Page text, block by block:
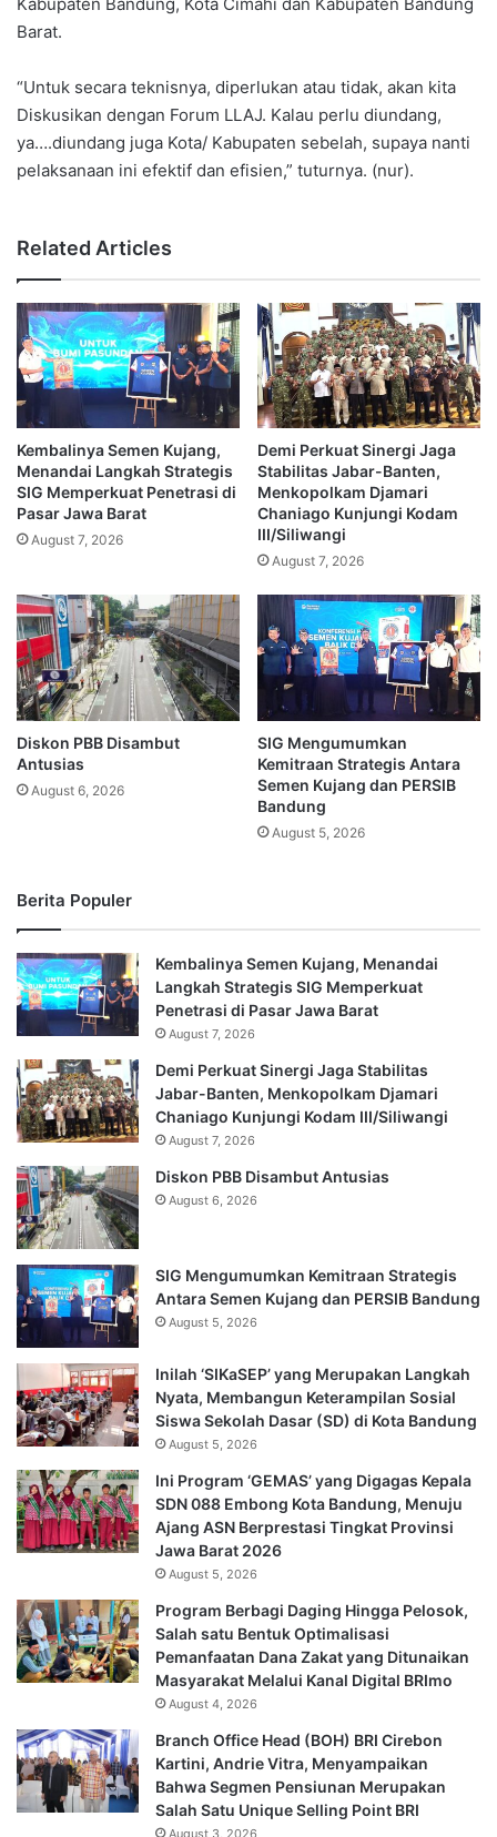
Barat.
“Untuk secara teknisnya, diperlukan atau tidak, akan kita
Diskusikan dengan Forum LLAJ. Kalau perlu diundang,
ya….diundang juga Kota/ Kabupaten sebelah, supaya nanti
pelaksanaan ini efektif dan efisien,” tuturnya. (nur).
Related Articles
Kembalinya Semen Kujang,
Menandai Langkah Strategis
SIG Memperkuat Penetrasi di
Pasar Jawa Barat
August 7, 2026
Demi Perkuat Sinergi Jaga
Stabilitas Jabar-Banten,
Menkopolkam Djamari
Chaniago Kunjungi Kodam
III/Siliwangi
August 7, 2026
Diskon PBB Disambut
Antusias
August 6, 2026
SIG Mengumumkan
Kemitraan Strategis Antara
Semen Kujang dan PERSIB
Bandung
August 5, 2026
Berita Populer
Kembalinya Semen Kujang, Menandai
Langkah Strategis SIG Memperkuat
Penetrasi di Pasar Jawa Barat
August 7, 2026
Demi Perkuat Sinergi Jaga Stabilitas
Jabar-Banten, Menkopolkam Djamari
Chaniago Kunjungi Kodam III/Siliwangi
August 7, 2026
Diskon PBB Disambut Antusias
August 6, 2026
SIG Mengumumkan Kemitraan Strategis
Antara Semen Kujang dan PERSIB Bandung
August 5, 2026
Inilah ‘SIKaSEP’ yang Merupakan Langkah
Nyata, Membangun Keterampilan Sosial
Siswa Sekolah Dasar (SD) di Kota Bandung
August 5, 2026
Ini Program ‘GEMAS’ yang Digagas Kepala
SDN 088 Embong Kota Bandung, Menuju
Ajang ASN Berprestasi Tingkat Provinsi
Jawa Barat 2026
August 5, 2026
Program Berbagi Daging Hingga Pelosok,
Salah satu Bentuk Optimalisasi
Pemanfaatan Dana Zakat yang Ditunaikan
Masyarakat Melalui Kanal Digital BRImo
August 4, 2026
Branch Office Head (BOH) BRI Cirebon
Kartini, Andrie Vitra, Menyampaikan
Bahwa Segmen Pensiunan Merupakan
Salah Satu Unique Selling Point BRI
August 3, 2026